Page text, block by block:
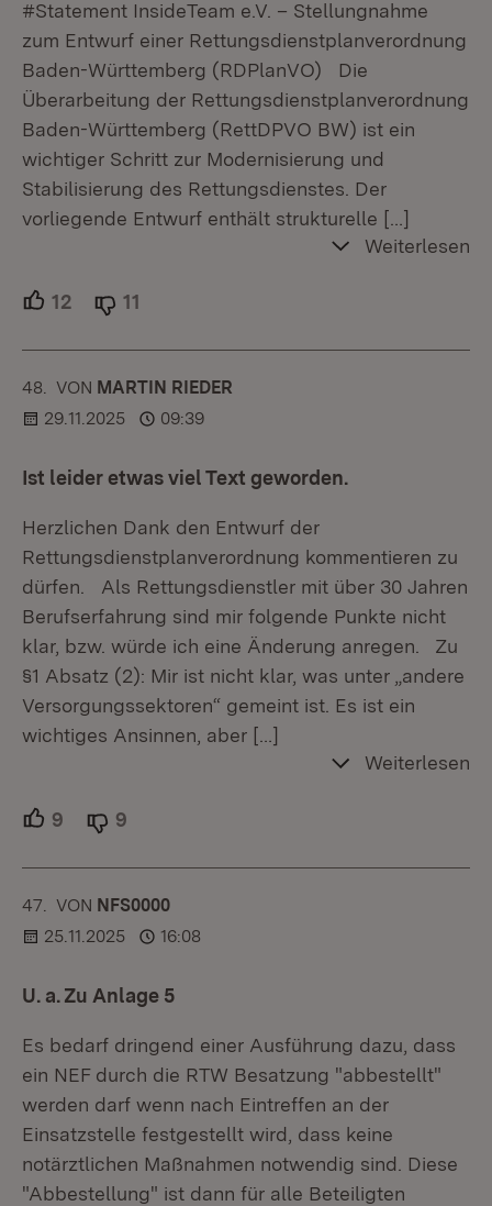
#Statement InsideTeam e.V. – Stellungnahme
zum Entwurf einer Rettungsdienstplanverordnung
Baden-Württemberg (RDPlanVO) Die
Überarbeitung der Rettungsdienstplanverordnung
Baden-Württemberg (RettDPVO BW) ist ein
wichtiger Schritt zur Modernisierung und
Stabilisierung des Rettungsdienstes. Der
vorliegende Entwurf enthält strukturelle […]
Weiterlesen
12 Unterstützer.
11
48. KOMMENTAR
VON :MARTIN RIEDER
29.11.2025
09:39
Ist leider etwas viel Text geworden.
Herzlichen Dank den Entwurf der
Rettungsdienstplanverordnung kommentieren zu
dürfen. Als Rettungsdienstler mit über 30 Jahren
Berufserfahrung sind mir folgende Punkte nicht
klar, bzw. würde ich eine Änderung anregen. Zu
§1 Absatz (2): Mir ist nicht klar, was unter „andere
Versorgungssektoren“ gemeint ist. Es ist ein
wichtiges Ansinnen, aber […]
Weiterlesen
9 Unterstützer.
9
47. KOMMENTAR
VON :NFS0000
25.11.2025
16:08
U. a. Zu Anlage 5
Es bedarf dringend einer Ausführung dazu, dass
ein NEF durch die RTW Besatzung "abbestellt"
werden darf wenn nach Eintreffen an der
Einsatzstelle festgestellt wird, dass keine
notärztlichen Maßnahmen notwendig sind. Diese
"Abbestellung" ist dann für alle Beteiligten